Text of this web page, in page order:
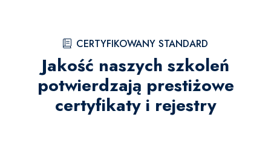
CERTYFIKOWANY STANDARD
Jakość naszych szkoleń
potwierdzają prestiżowe
certyfikaty i rejestry